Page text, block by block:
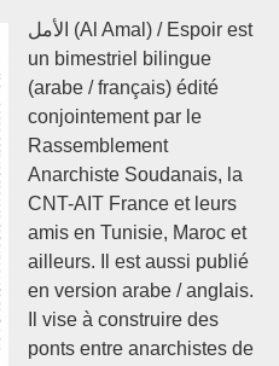
الأمل (Al Amal) / Espoir est
un bimestriel bilingue
(arabe / français) édité
conjointement par le
Rassemblement
Anarchiste Soudanais, la
CNT-AIT France et leurs
amis en Tunisie, Maroc et
ailleurs. Il est aussi publié
en version arabe / anglais.
Il vise à construire des
ponts entre anarchistes de